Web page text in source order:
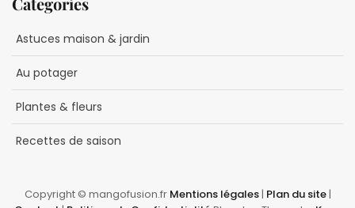
Astuces maison & jardin
Au potager
Plantes & fleurs
Recettes de saison
Copyright © mangofusion.fr Mentions légales| Plan du site|